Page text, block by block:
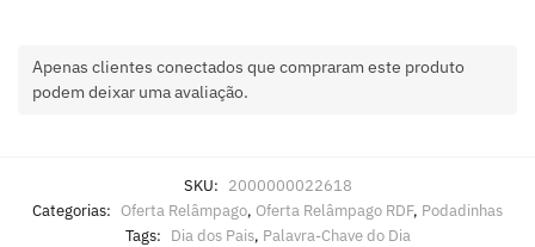
Apenas clientes conectados que compraram este produto
podem deixar uma avaliação.
SKU: 2000000022618
Categorias: Oferta Relâmpago, Oferta Relâmpago RDF, Podadinhas
Tags: Dia dos Pais, Palavra-Chave do Dia